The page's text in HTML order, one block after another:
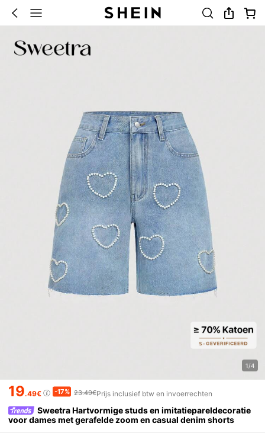
1/4
19.49€ -17% 23.49€Prijs inclusief btw en invoerrechten
Sweetra Hartvormige studs en imitatiepareldecoratie
voor dames met gerafelde zoom en casual denim shorts